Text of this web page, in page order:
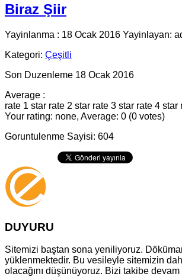
Biraz Şiir
Yayinlanma : 18 Ocak 2016 Yayinlayan:
Kategori: Çeşitli
Son Duzenleme 18 Ocak 2016
Average :
rate 1 star rate 2 star rate 3 star rate 4 star
Your rating: none, Average: 0 (0 votes)
Goruntulenme Sayisi: 604
DUYURU
Sitemizi baştan sona yeniliyoruz.
yüklenmektedir. Bu vesileyle sitemizin
olacağını düşünüyoruz. Bizi takibe devam